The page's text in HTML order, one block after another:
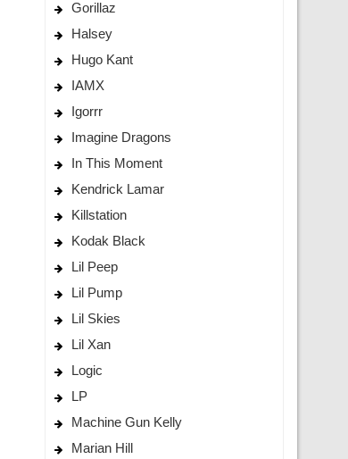
Gorillaz
Halsey
Hugo Kant
IAMX
Igorrr
Imagine Dragons
In This Moment
Kendrick Lamar
Killstation
Kodak Black
Lil Peep
Lil Pump
Lil Skies
Lil Xan
Logic
LP
Machine Gun Kelly
Marian Hill